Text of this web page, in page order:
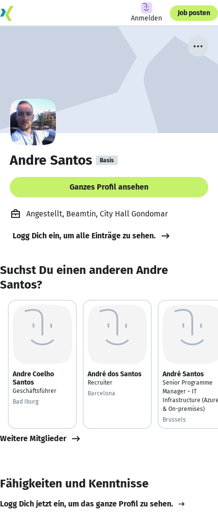
Anmelden
Job posten
Andre Santos Basis
Ganzes Profil ansehen
Angestellt, Beamtin, City Hall Gondomar
Logg Dich ein, um alle Einträge zu sehen.
Suchst Du einen anderen Andre
Santos?
Andre Coelho
Santos
Geschäftsführer
Bad Iburg
André dos Santos
Recruiter
Barcelona
André Santos
Senior Programme
Manager – IT
Infrastructure
& On-premises)
Brussels
Weitere Mitglieder
Fähigkeiten und Kenntnisse
Logg Dich jetzt ein, um das ganze Profil zu sehen.